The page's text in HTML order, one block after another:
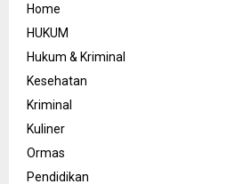
Home
HUKUM
Hukum & Kriminal
Kesehatan
Kriminal
Kuliner
Ormas
Pendidikan